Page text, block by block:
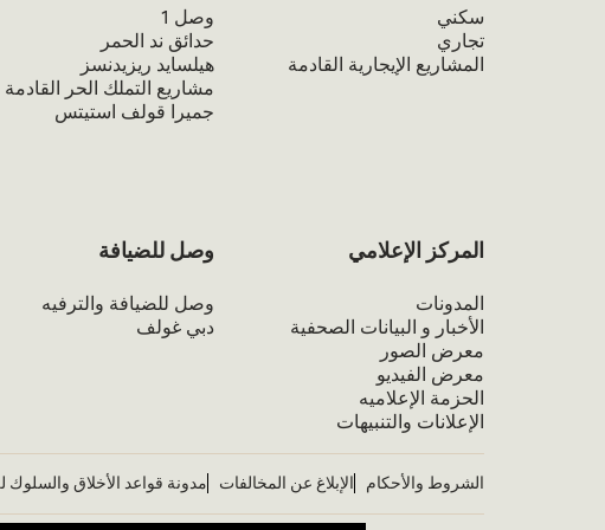
سكني
تجاري
المشاريع الإيجارية القادمة
وصل 1
حدائق ند الحمر
هيلسايد ريزيدنسز
مشاريع التملك الحر القادمة
جميرا قولف استيتس
المركز الإعلامي
المدونات
الأخبار و البيانات الصحفية
معرض الصور
معرض الفيديو
الحزمة الإعلاميه
الإعلانات والتنبيهات
وصل للضيافة
وصل للضيافة والترفيه
دبي غولف
الشروط والأحكام الإبلاغ عن المخالفات مدونة قواعد الأخلاق والسلوك